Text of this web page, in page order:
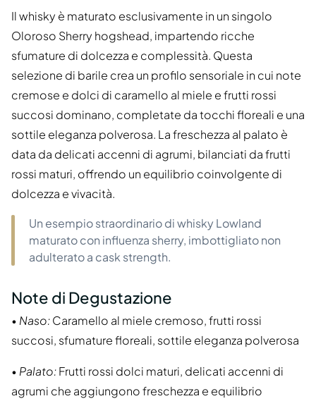
Il whisky è maturato esclusivamente in un singolo
Oloroso Sherry hogshead, impartendo ricche
sfumature di dolcezza e complessità. Questa
selezione di barile crea un profilo sensoriale in cui note
cremose e dolci di caramello al miele e frutti rossi
succosi dominano, completate da tocchi floreali e una
sottile eleganza polverosa. La freschezza al palato è
data da delicati accenni di agrumi, bilanciati da frutti
rossi maturi, offrendo un equilibrio coinvolgente di
dolcezza e vivacità.
Un esempio straordinario di whisky Lowland
maturato con influenza sherry, imbottigliato non
adulterato a cask strength.
Note di Degustazione
• Naso:Caramello al miele cremoso, frutti rossi
succosi, sfumature floreali, sottile eleganza polverosa
• Palato:Frutti rossi dolci maturi, delicati accenni di
agrumi che aggiungono freschezza e equilibrio